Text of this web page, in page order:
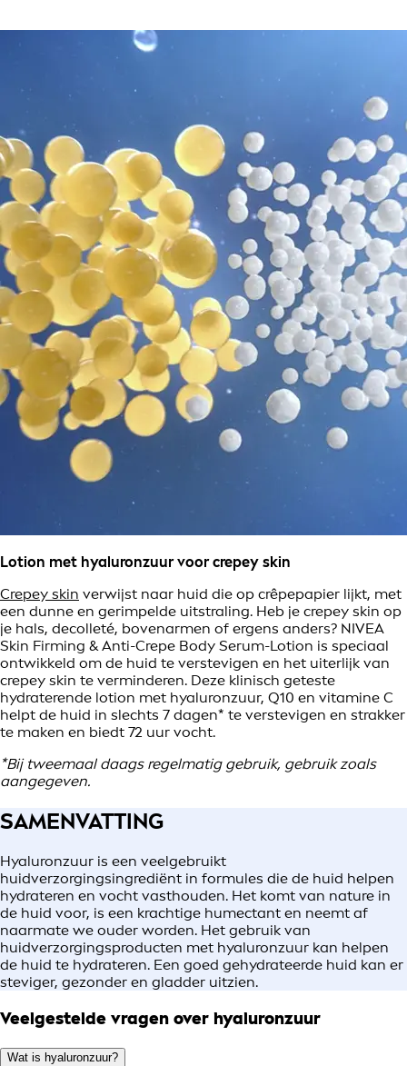
Lotion met hyaluronzuur voor crepey skin
Crepey skin verwijst naar huid die op crêpepapier lijkt, met
een dunne en gerimpelde uitstraling. Heb je crepey skin op
je hals, decolleté, bovenarmen of ergens anders? NIVEA
Skin Firming & Anti-Crepe Body Serum-Lotion is speciaal
ontwikkeld om de huid te verstevigen en het uiterlijk van
crepey skin te verminderen. Deze klinisch geteste
hydraterende lotion met hyaluronzuur, Q10 en vitamine C
helpt de huid in slechts 7 dagen* te verstevigen en strakker
te maken en biedt 72 uur vocht.
*Bij tweemaal daags regelmatig gebruik, gebruik zoals
aangegeven.
SAMENVATTING
Hyaluronzuur is een veelgebruikt
huidverzorgingsingrediënt in formules die de huid helpen
hydrateren en vocht vasthouden. Het komt van nature in
de huid voor, is een krachtige humectant en neemt af
naarmate we ouder worden. Het gebruik van
huidverzorgingsproducten met hyaluronzuur kan helpen
de huid te hydrateren. Een goed gehydrateerde huid kan er
steviger, gezonder en gladder uitzien.
Veelgestelde vragen over hyaluronzuur
Wat is hyaluronzuur?